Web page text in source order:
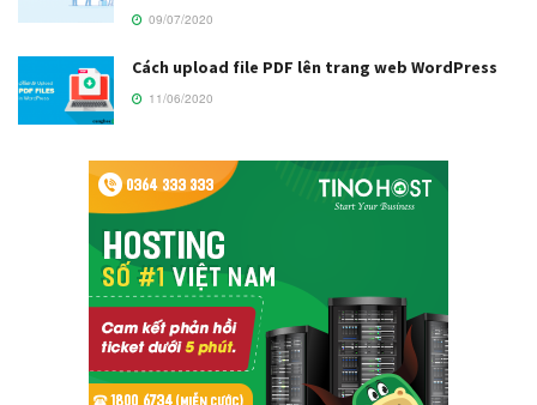
09/07/2020
Cách upload file PDF lên trang web WordPress
11/06/2020